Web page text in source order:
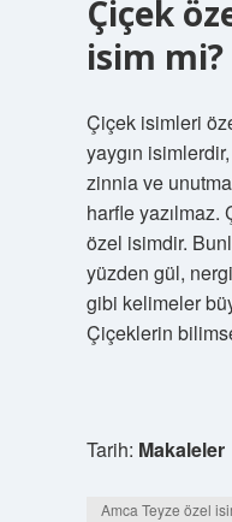
Çiçek
isim mi?
Çiçek isimleri
yaygın
zinnia ve
harfle
özel isimdir.
yüzden gül,
gibi kelimeler
Çiçeklerin
Tarih: Makaleler
Amca Teyze özel